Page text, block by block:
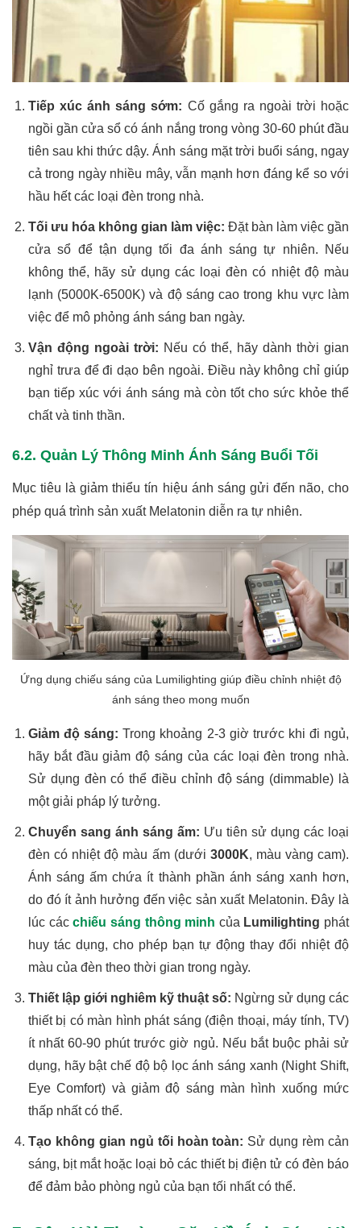
Tiếp xúc ánh sáng sớm: Cố gắng ra ngoài trời hoặc
ngồi gần cửa sổ có ánh nắng trong vòng 30-60 phút đầu
tiên sau khi thức dậy. Ánh sáng mặt trời buổi sáng, ngay
cả trong ngày nhiều mây, vẫn mạnh hơn đáng kể so với
hầu hết các loại đèn trong nhà.
Tối ưu hóa không gian làm việc: Đặt bàn làm việc gần
cửa sổ để tận dụng tối đa ánh sáng tự nhiên. Nếu
không thể, hãy sử dụng các loại đèn có nhiệt độ màu
lạnh (5000K-6500K) và độ sáng cao trong khu vực làm
việc để mô phỏng ánh sáng ban ngày.
Vận động ngoài trời: Nếu có thể, hãy dành thời gian
nghỉ trưa để đi dạo bên ngoài. Điều này không chỉ giúp
bạn tiếp xúc với ánh sáng mà còn tốt cho sức khỏe thể
chất và tinh thần.
6.2. Quản Lý Thông Minh Ánh Sáng Buổi Tối
Mục tiêu là giảm thiểu tín hiệu ánh sáng gửi đến não, cho
phép quá trình sản xuất Melatonin diễn ra tự nhiên.
Ứng dụng chiếu sáng của Lumilighting giúp điều chỉnh nhiệt độ
ánh sáng theo mong muốn
Giảm độ sáng: Trong khoảng 2-3 giờ trước khi đi ngủ,
hãy bắt đầu giảm độ sáng của các loại đèn trong nhà.
Sử dụng đèn có thể điều chỉnh độ sáng (dimmable) là
một giải pháp lý tưởng.
Chuyển sang ánh sáng ấm: Ưu tiên sử dụng các loại
đèn có nhiệt độ màu ấm (dưới 3000K, màu vàng cam).
Ánh sáng ấm chứa ít thành phần ánh sáng xanh hơn,
do đó ít ảnh hưởng đến việc sản xuất Melatonin. Đây là
lúc cácchiếu sáng thông minh của Lumilighting phát
huy tác dụng, cho phép bạn tự động thay đổi nhiệt độ
màu của đèn theo thời gian trong ngày.
Thiết lập giới nghiêm kỹ thuật số: Ngừng sử dụng các
thiết bị có màn hình phát sáng (điện thoại, máy tính, TV)
ít nhất 60-90 phút trước giờ ngủ. Nếu bắt buộc phải sử
dụng, hãy bật chế độ bộ lọc ánh sáng xanh (Night Shift,
Eye Comfort) và giảm độ sáng màn hình xuống mức
thấp nhất có thể.
Tạo không gian ngủ tối hoàn toàn: Sử dụng rèm cản
sáng, bịt mắt hoặc loại bỏ các thiết bị điện tử có đèn báo
để đảm bảo phòng ngủ của bạn tối nhất có thể.